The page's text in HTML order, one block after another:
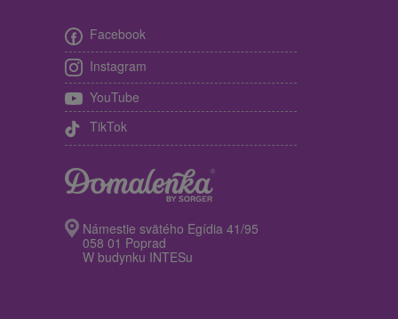
Facebook
Instagram
YouTube
TikTok
Námestie svätého Egídia 41/95
058 01 Poprad
W budynku INTESu